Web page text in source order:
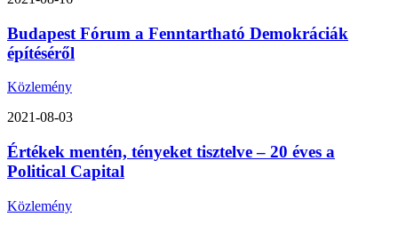
Budapest Fórum a Fenntartható Demokráciák
építéséről
Közlemény
2021-08-03
Értékek mentén, tényeket tisztelve – 20 éves a
Political Capital
Közlemény